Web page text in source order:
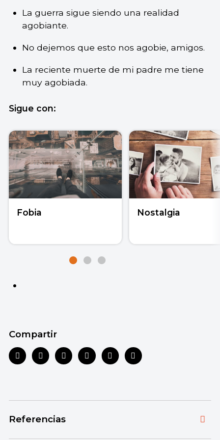
La guerra sigue siendo una realidad
agobiante.
No dejemos que esto nos agobie, amigos.
La reciente muerte de mi padre me tiene
muy agobiada.
Sigue con:
Fobia Nostalgia
Compartir
Referencias